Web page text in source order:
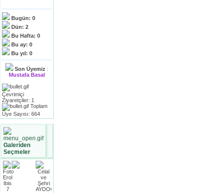
Bugün: 0
Dün: 2
Bu Hafta: 0
Bu ay: 0
Bu yıl: 0
Son Üyemiz :
Mustafa Basal
Çevrimiçi
Ziyaretçiler: 1
Toplam
Üye Sayısı: 664
Galeriden
Seçmeler